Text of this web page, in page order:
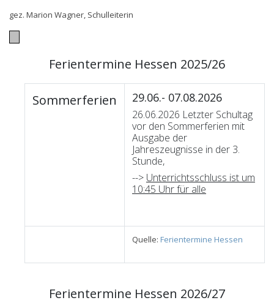
gez. Marion Wagner, Schulleiterin
Ferientermine Hessen 2025/26
Sommerferien 29.06.- 07.08.2026
26.06.2026 Letzter Schultag
vor den Sommerferien mit
Ausgabe der
Jahreszeugnisse in der 3.
Stunde,
--> Unterrichtsschluss ist um
10:45 Uhr für alle
Quelle: Ferientermine Hessen
Ferientermine Hessen 2026/27